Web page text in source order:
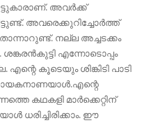
അവര്‍ക്ക്
അവരെക്കുറിച്ചോർത്ത്
നല്ല അച്ചടക്കം
എന്നോടൊപ്പം
എന്റെ കൂടെയും ശിങ്കിടി പാടി
കഥകളി മാർക്കെറ്റിന്
ധരിച്ചിരിക്കാം. ഈ